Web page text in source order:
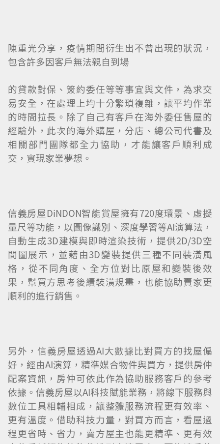
陳重光分享，疫情期間衍生出不曾出現的狀況，
包含許多因客戶無法親自到場
的貸款對保、簽約委任等等事宜與文件，為求交
易安全，在處理上均十分繁瑣複雜，讓平均作業
的時間拉長。除了自己有客戶在海外委任售屋的
經驗外，此次的海外購屋，分店、總公司代書及
相關部門團隊都全力協助，才能讓客戶順利成
交，實現家業夢想。
信義房屋DiNDON智能賞屋擁有720度環景、虛擬
量尺等功能，以圖像識別、深度學習等AI演算法，
自動生成3D建模與即時渲染技術，提供2D/3D空
間圖展示，並藉由3D變裝提供三種不同裝潢風
格，從不同角度、全方位對比原屋和變裝後效
果，幫買方思考後續裝潢規畫，也能協助賣家更
順利的進行銷售。
另外，信義房屋透過AI大數據比對買方的找屋偏
好，經由AI演算，精準媒合物件與買方，提供房仲
配案資訊，房仲可依此作為協助服務客戶的參考
依據。信義房屋以AI科技賦能業務，將線下服務與
數位工具相輔相成，讓整體服務流程更有效率、
更有溫度。借助科技力量，對買方而言，看屋過
程更省時、省力，賣方屋主也能更精準、更有效